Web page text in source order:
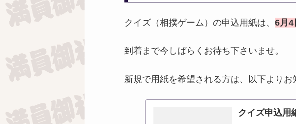
クイズ（相撲ゲーム）の申込用紙は、 6月4
到着まで今しばらくお待ち下さいませ。
新規で用紙を希望される方は、以下よりお
クイズ申込用